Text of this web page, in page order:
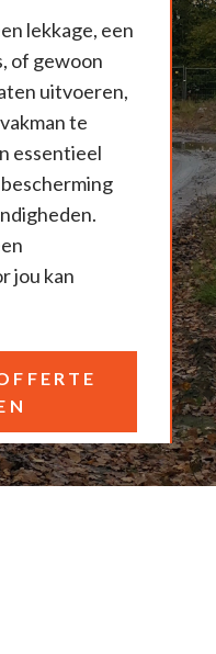
lekkage, een
of gewoon
uitvoeren,
te
essentieel
jou kan